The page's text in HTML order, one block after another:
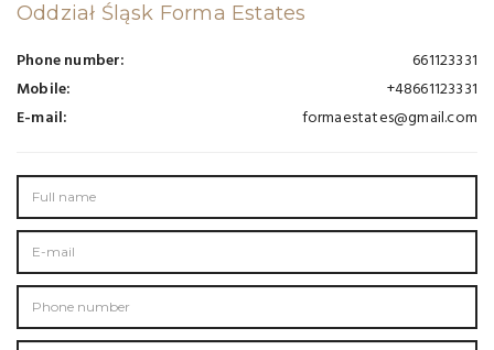
Oddział Śląsk Forma Estates
Phone number:
661123331
Mobile:
+48661123331
E-mail:
formaestates@gmail.com